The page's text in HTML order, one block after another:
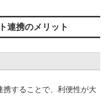
連携のメリット
携することで、利便性が大